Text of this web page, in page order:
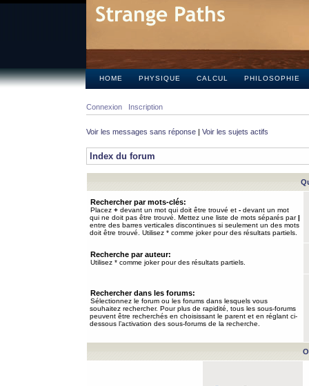
HOME PHYSIQUE CALCUL PHILOSOPHIE
Connexion Inscription
Voir les messages sans réponse | Voir les sujets actifs
Index du forum
Rechercher par mots-clés:
Placez + devant un mot qui doit être trouvé et - devant un mot
qui ne doit pas être trouvé. Mettez une liste de mots séparés par|
entre des barres verticales discontinues si seulement un des mots
doit être trouvé. Utilisez * comme joker pour des résultats partiels.
Recherche par auteur:
Utilisez * comme joker pour des résultats partiels.
Rechercher dans les forums:
Sélectionnez le forum ou les forums dans lesquels vous
souhaitez rechercher. Pour plus de rapidité, tous les sous-forums
peuvent être recherchés en choisissant le parent et en réglant ci-
dessous l’activation des sous-forums de la recherche.